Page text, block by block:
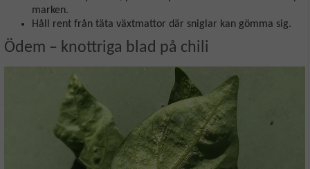
marken.
Håll rent från täta växtmattor där sniglar kan gömma sig.
Ödem – knottriga blad på chili